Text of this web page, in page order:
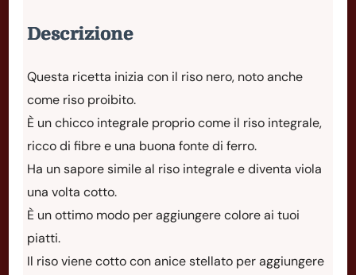
Descrizione
Questa ricetta inizia con il riso nero, noto anche
come riso proibito.
È un chicco integrale proprio come il riso integrale,
ricco di fibre e una buona fonte di ferro.
Ha un sapore simile al riso integrale e diventa viola
una volta cotto.
È un ottimo modo per aggiungere colore ai tuoi
piatti.
Il riso viene cotto con anice stellato per aggiungere